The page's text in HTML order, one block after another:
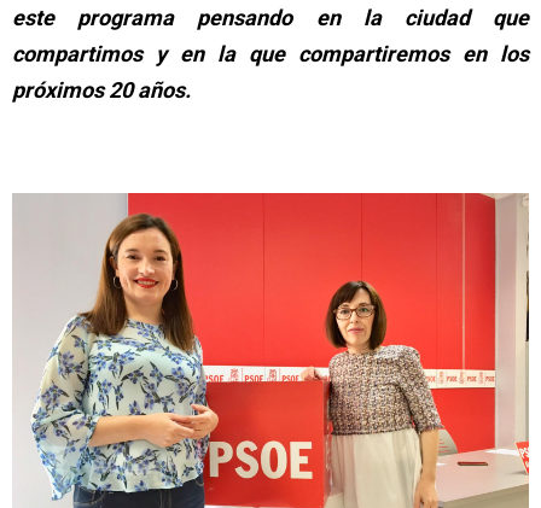
este programa pensando en la ciudad que
compartimos y en la que compartiremos en los
próximos 20 años.